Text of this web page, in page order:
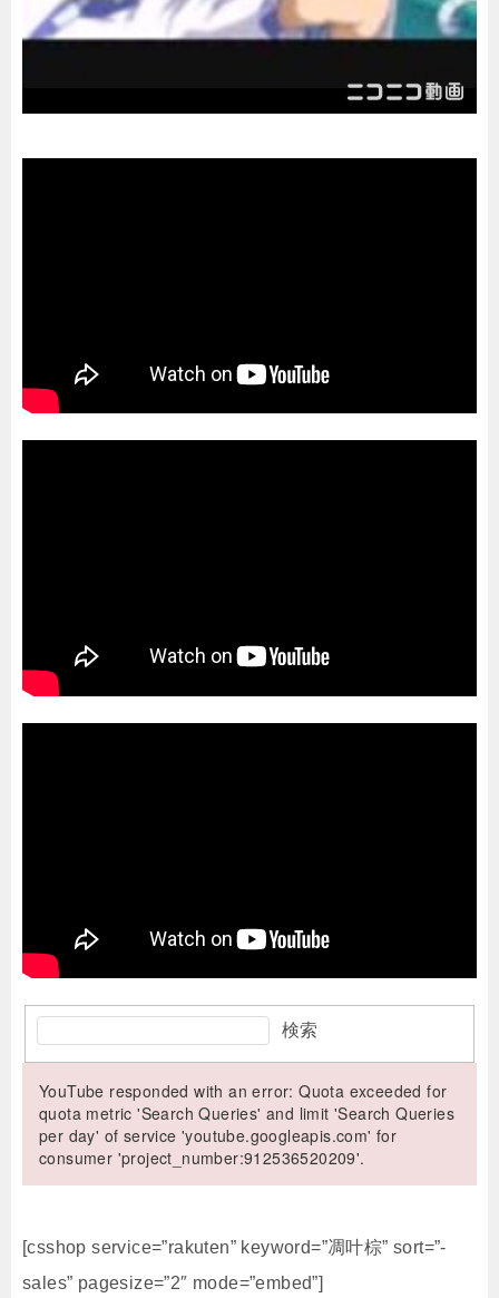
検索
YouTube responded with an error: Quota exceeded for
quota metric 'Search Queries' and limit 'Search Queries
per day' of service 'youtube.googleapis.com' for
consumer 'project_number:912536520209'.
[csshop service=”rakuten” keyword=”凋叶棕” sort=”-
sales” pagesize=”2″ mode=”embed”]